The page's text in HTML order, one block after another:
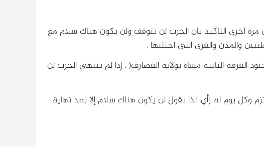
اخري التاكيد بان الحرب لن تتوقف ولن يكون هناك سلام مع
والمدن والقري التي احتلتها .
الفرقة الثانية مشاة بولاية القضارف( ، إذا لم تنتهي الحرب لن
يوم له رأي، لذا نقول لن يكون هناك سلام إلا بعد نهاية